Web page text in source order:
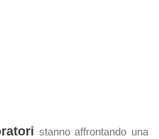
stanno affrontando una